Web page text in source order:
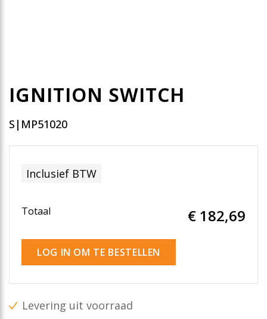
IGNITION SWITCH
S|MP51020
Inclusief BTW
Totaal € 182,69
LOG IN OM TE BESTELLEN
Levering uit voorraad